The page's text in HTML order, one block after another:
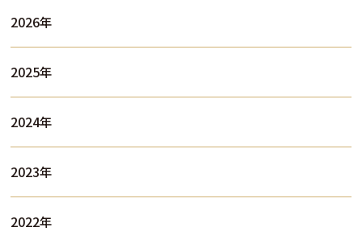
2026年
2025年
2024年
2023年
2022年